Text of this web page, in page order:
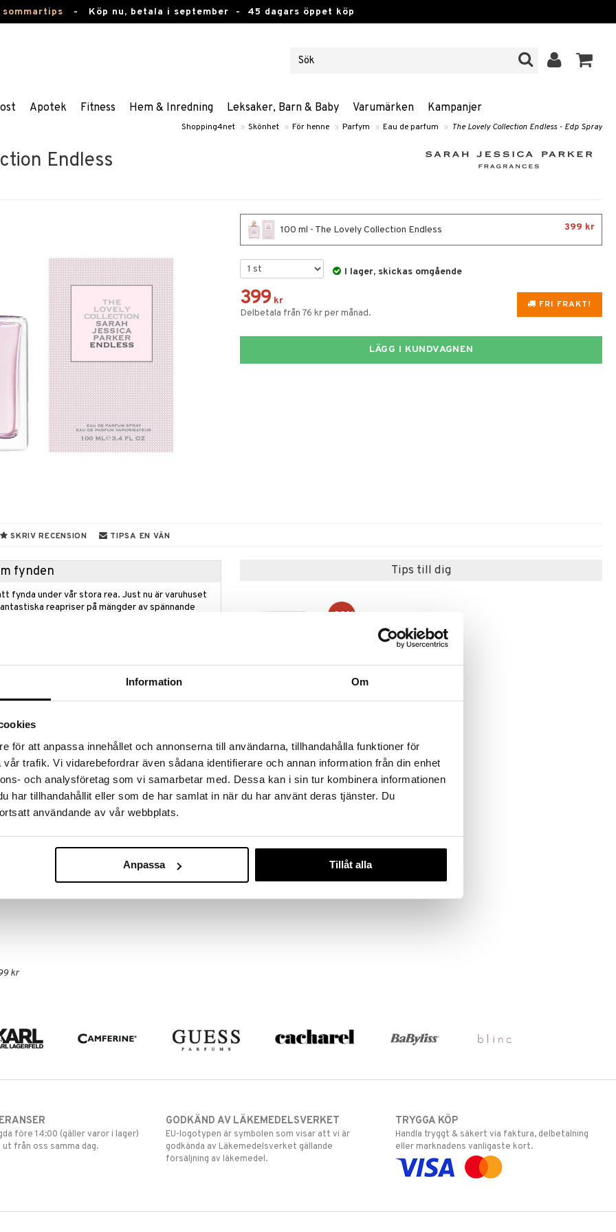
Information Om
för att anpassa innehållet och annonserna till användarna, tillhandahålla funktioner för
trafik. Vi vidarebefordrar även sådana identifierare och annan information från din enhet
och analysföretag som vi samarbetar med. Dessa kan i sin tur kombinera informationen
har tillhandahållit eller som de har samlat in när du har använt deras tjänster. Du
användande av vår webbplats.
Anpassa Tillåt alla
- Köp nu, betala i september - 45 dagars öppet köp
Apotek Fitness Hem & Inredning Leksaker, Barn & Baby Varumärken Kampanjer
Shopping4net » Skönhet » För henne » Parfym » Eau de parfum » The Lovely Collection Endless - Edp Spray
Endless
100 ml - The Lovely Collection Endless 399 kr
I lager, skickas omgående
FRI FRAKT!
399 kr
Delbetala från 76 kr per månad.
LÄGG I KUNDVAGNEN
SKRIV RECENSION TIPSA EN VÄN
fynden
fynda under vår stora rea. Just nu är varuhuset
reapriser på mängder av spännande
»
Sarah Jessica Parker
känslan av att fånga något underbart, och
ögonblicken som den här kollektionen
ljuvligt – och håll kvar det!
kamomill och kryddnejlika
sandelträ, vetiver och mocka
kr
Tips till dig
Finns i flera varianter
SARAH JESSICA PARKER
fr.199 kr (ord. 249 kr)
-20%
före 14:00 (gäller varor i lager)
från oss samma dag.
GODKÄND AV LÄKEMEDELSVERKET
EU-logotypen är symbolen som visar att vi är
godkända av Läkemedelsverket gällande
försäljning av läkemedel.
TRYGGA KÖP
Handla tryggt & säkert via faktura, delbetalning
eller marknadens vanligaste kort.